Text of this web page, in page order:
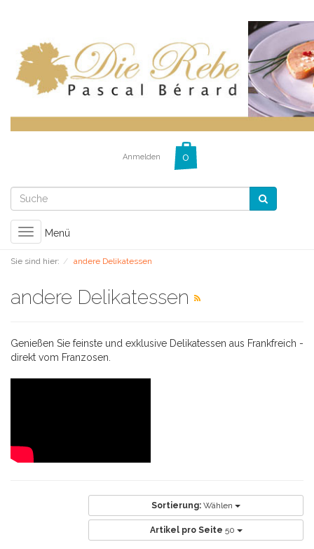
Anmelden
Toggle
navigation
Menü
Sie sind hier: andere Delikatessen
andere Delikatessen
Genießen Sie feinste und exklusive Delikatessen aus Frankfreich -
direkt vom Franzosen.
Sortierung: Wählen
Artikel pro Seite 50